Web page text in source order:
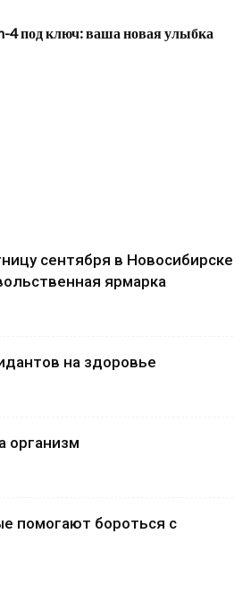
4 под ключ: ваша новая улыбка
сентября в Новосибирске
ярмарка
на здоровье
организм
помогают бороться с